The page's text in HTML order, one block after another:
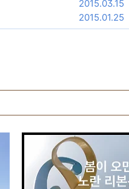
2015.03.15
2015.01.25